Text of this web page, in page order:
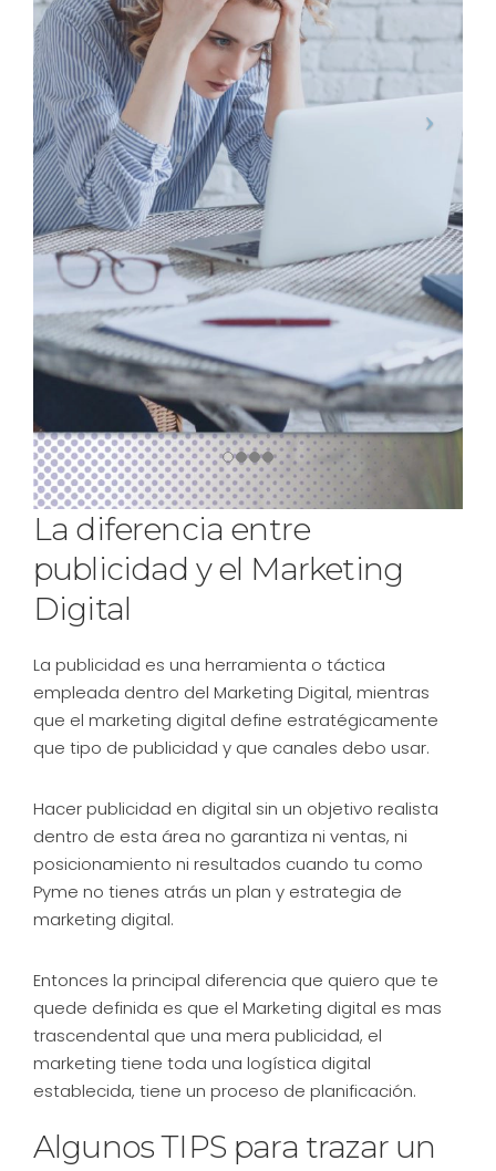
La diferencia entre
publicidad y el Marketing
Digital
La publicidad es una herramienta o táctica
empleada dentro del Marketing Digital, mientras
que el marketing digital define estratégicamente
que tipo de publicidad y que canales debo usar.
Hacer publicidad en digital sin un objetivo realista
dentro de esta área no garantiza ni ventas, ni
posicionamiento ni resultados cuando tu como
Pyme no tienes atrás un plan y estrategia de
marketing digital.
Entonces la principal diferencia que quiero que te
quede definida es que el Marketing digital es mas
trascendental que una mera publicidad, el
marketing tiene toda una logística digital
establecida, tiene un proceso de planificación.
Algunos TIPS para trazar un